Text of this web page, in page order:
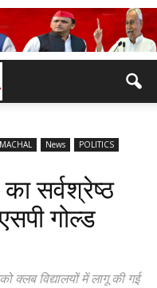
News
POLITICS
सर्वश्रेष्ठ
गोल्ड
क्लब विद्यालयों में लागू की गई